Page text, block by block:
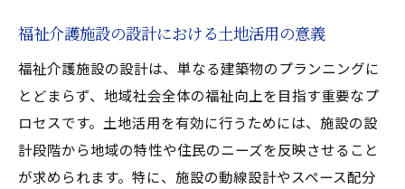
福祉介護施設の設計における土地活用の意義
福祉介護施設の設計は、単なる建築物のプランニングに
とどまらず、地域社会全体の福祉向上を目指す重要なプ
ロセスです。土地活用を有効に行うためには、施設の設
計段階から地域の特性や住民のニーズを反映させること
が求められます。特に、施設の動線設計やスペース配分